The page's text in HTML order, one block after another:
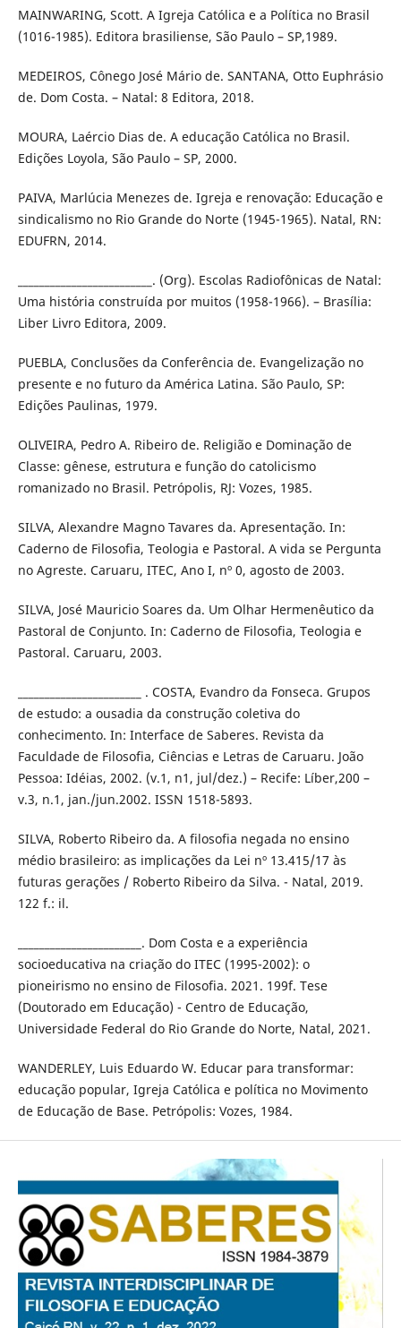
MAINWARING, Scott. A Igreja Católica e a Política no Brasil
(1016-1985). Editora brasiliense, São Paulo – SP,1989.
MEDEIROS, Cônego José Mário de. SANTANA, Otto Euphrásio
de. Dom Costa. – Natal: 8 Editora, 2018.
MOURA, Laércio Dias de. A educação Católica no Brasil.
Edições Loyola, São Paulo – SP, 2000.
PAIVA, Marlúcia Menezes de. Igreja e renovação: Educação e
sindicalismo no Rio Grande do Norte (1945-1965). Natal, RN:
EDUFRN, 2014.
_________________________. (Org). Escolas Radiofônicas de Natal:
Uma história construída por muitos (1958-1966). – Brasília:
Liber Livro Editora, 2009.
PUEBLA, Conclusões da Conferência de. Evangelização no
presente e no futuro da América Latina. São Paulo, SP:
Edições Paulinas, 1979.
OLIVEIRA, Pedro A. Ribeiro de. Religião e Dominação de
Classe: gênese, estrutura e função do catolicismo
romanizado no Brasil. Petrópolis, RJ: Vozes, 1985.
SILVA, Alexandre Magno Tavares da. Apresentação. In:
Caderno de Filosofia, Teologia e Pastoral. A vida se Pergunta
no Agreste. Caruaru, ITEC, Ano I, nº 0, agosto de 2003.
SILVA, José Mauricio Soares da. Um Olhar Hermenêutico da
Pastoral de Conjunto. In: Caderno de Filosofia, Teologia e
Pastoral. Caruaru, 2003.
_______________________ . COSTA, Evandro da Fonseca. Grupos
de estudo: a ousadia da construção coletiva do
conhecimento. In: Interface de Saberes. Revista da
Faculdade de Filosofia, Ciências e Letras de Caruaru. João
Pessoa: Idéias, 2002. (v.1, n1, jul/dez.) – Recife: Líber,200 –
v.3, n.1, jan./jun.2002. ISSN 1518-5893.
SILVA, Roberto Ribeiro da. A filosofia negada no ensino
médio brasileiro: as implicações da Lei nº 13.415/17 às
futuras gerações / Roberto Ribeiro da Silva. - Natal, 2019.
122 f.: il.
_______________________. Dom Costa e a experiência
socioeducativa na criação do ITEC (1995-2002): o
pioneirismo no ensino de Filosofia. 2021. 199f. Tese
(Doutorado em Educação) - Centro de Educação,
Universidade Federal do Rio Grande do Norte, Natal, 2021.
WANDERLEY, Luis Eduardo W. Educar para transformar:
educação popular, Igreja Católica e política no Movimento
de Educação de Base. Petrópolis: Vozes, 1984.